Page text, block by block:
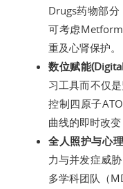
Drugs药物部分
可考虑
重及心肾保护。
数位赋能
习工具而不仅
控制四原子
曲线的即时改变
全人照护与心
力与并发症威
多学科团队（